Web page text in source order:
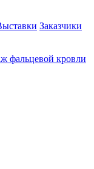
Заказчики
фальцевой кровли